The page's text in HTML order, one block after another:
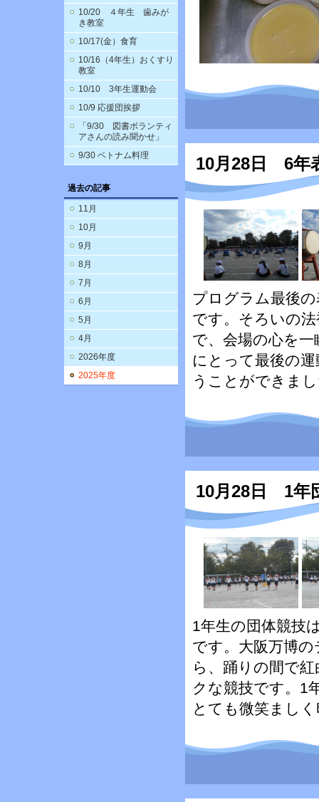
10/20 ４年生 歯みが
き教室
10/17(金）食育
10/16（4年生）おくすり
教室
10/10 3年生運動会
10/9 応援団挨拶
「9/30 図書ボランティ
アさんの読み聞かせ」
9/30 ベトナム料理
過去の記事
11月
10月
9月
8月
7月
6月
5月
4月
2026年度
2025年度
10月28日 6年
プログラム最後
です。そろいの
で、会場の心を
にとって最後の
うことができま
10月28日 1年
1年生の団体競技
です。大阪万博
ら、踊りの間で
クな競技です。1
とても微笑まし